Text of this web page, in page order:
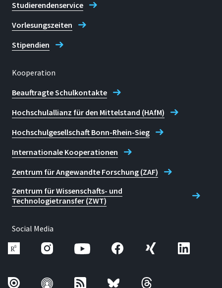
Studierendenservice
Vorlesungszeiten
Stipendien
Kooperation
Beauftragte Schulkontakte
Hochschulallianz für den Mittelstand (HAfM)
Hochschulgesellschaft Bonn-Rhein-Sieg
Internationale Kooperationen
Zentrum für Angewandte Forschung (ZAF)
Zentrum für Wissenschafts- und
Technologietransfer (ZWT)
Social Media